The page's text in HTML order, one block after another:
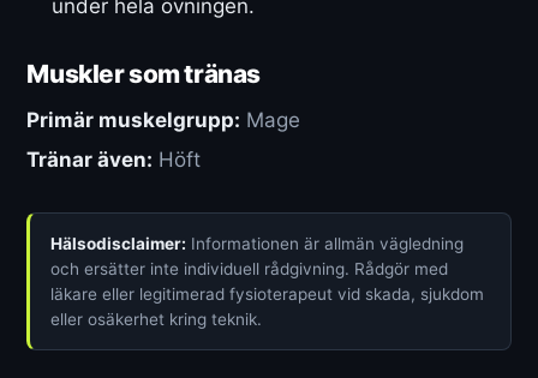
under hela övningen.
Muskler som tränas
Primär muskelgrupp: Mage
Tränar även: Höft
Hälsodisclaimer: Informationen är allmän vägledning
och ersätter inte individuell rådgivning. Rådgör med
läkare eller legitimerad fysioterapeut vid skada, sjukdom
eller osäkerhet kring teknik.